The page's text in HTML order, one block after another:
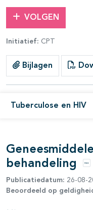
VOLGEN
Initiatief: CPT
Bijlagen
Tuberculose en HIV
open- en
open- en
behandeling
Publicatiedatum: 26-08-
Beoordeeld op